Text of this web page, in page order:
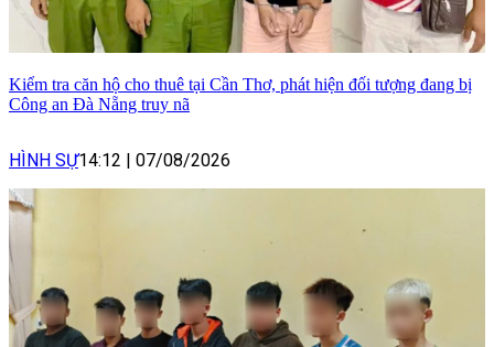
Kiểm tra căn hộ cho thuê tại Cần Thơ, phát hiện đối tượng đang bị
Công an Đà Nẵng truy nã
HÌNH SỰ14:12 07/08/2026